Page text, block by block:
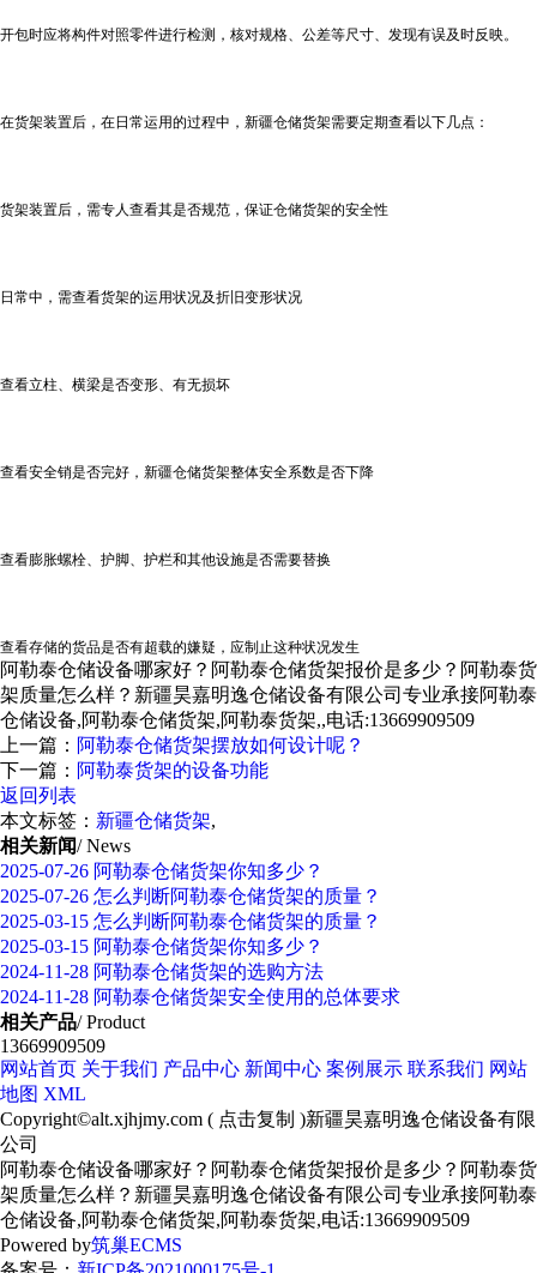
开包时应将构件对照零件进行检测，核对规格、公差等尺寸、发现有误及时反映。
在货架装置后，在日常运用的过程中， 新疆仓储货架需要定期查看以下几点：
货架装置后，需专人查看其是否规范，保证仓储货架的安全性
日常中，需查看货架的运用状况及折旧变形状况
查看立柱、横梁是否变形、有无损坏
查看安全销是否完好， 新疆仓储货架整体安全系数是否下降
查看膨胀螺栓、护脚、护栏和其他设施是否需要替换
查看存储的货品是否有超载的嫌疑，应制止这种状况发生
阿勒泰仓储设备哪家好？阿勒泰仓储货架报价是多少？阿勒泰货
架质量怎么样？新疆昊嘉明逸仓储设备有限公司专业承接阿勒泰
仓储设备,阿勒泰仓储货架,阿勒泰货架,,电话:13669909509
上一篇： 阿勒泰仓储货架摆放如何设计呢？
下一篇： 阿勒泰货架的设备功能
返回列表
本文标签： 新疆仓储货架,
相关新闻/ News
2025-07-26 阿勒泰仓储货架你知多少？
2025-07-26 怎么判断阿勒泰仓储货架的质量？
2025-03-15 怎么判断阿勒泰仓储货架的质量？
2025-03-15 阿勒泰仓储货架你知多少？
2024-11-28 阿勒泰仓储货架的选购方法
2024-11-28 阿勒泰仓储货架安全使用的总体要求
相关产品/ Product
13669909509
网站首页 关于我们 产品中心 新闻中心 案例展示 联系我们 网站
地图 XML
Copyright©alt.xjhjmy.com ( 点击复制 )新疆昊嘉明逸仓储设备有限
公司
阿勒泰仓储设备哪家好？阿勒泰仓储货架报价是多少？阿勒泰货
架质量怎么样？新疆昊嘉明逸仓储设备有限公司专业承接阿勒泰
仓储设备,阿勒泰仓储货架,阿勒泰货架,电话:13669909509
Powered by筑巢ECMS